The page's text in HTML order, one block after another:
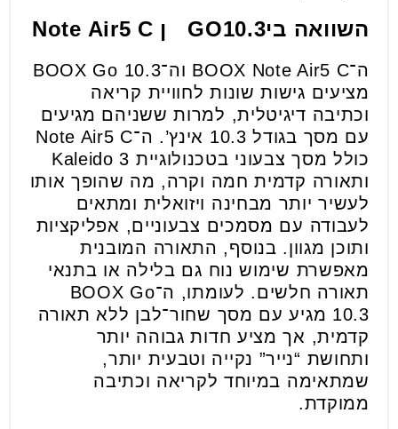
השוואה ביGO10.3 ן Note Air5 C
ה־BOOX Note Air5 C וה־BOOX Go 10.3
מציעים גישות שונות לחוויית קריאה
וכתיבה דיגיטלית, למרות ששניהם מגיעים
עם מסך בגודל 10.3 אינץ’. ה־Note Air5 C
כולל מסך צבעוני בטכנולוגיית Kaleido 3
ותאורה קדמית חמה וקרה, מה שהופך אותו
לעשיר יותר מבחינה ויזואלית ומתאים
לעבודה עם מסמכים צבעוניים, אפליקציות
ותוכן מגוון. בנוסף, התאורה המובנית
מאפשרת שימוש נוח גם בלילה או בתנאי
תאורה חלשים. לעומתו, ה־BOOX Go
10.3 מגיע עם מסך שחור־לבן ללא תאורה
קדמית, אך מציע חדות גבוהה יותר
ותחושת “נייר” נקייה וטבעית יותר,
שמתאימה במיוחד לקריאה וכתיבה
ממוקדת.